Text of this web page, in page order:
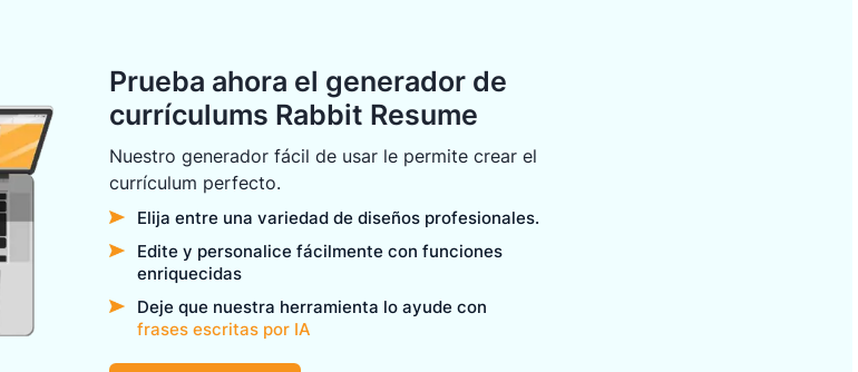
Prueba ahora el generador de
currículums Rabbit Resume
Nuestro generador fácil de usar le permite crear el
currículum perfecto.
Elija entre una variedad de diseños profesionales.
Edite y personalice fácilmente con funciones
enriquecidas
Deje que nuestra herramienta lo ayude con
frases escritas por IA